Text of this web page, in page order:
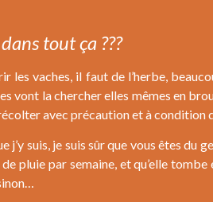
tout ça ???
les vaches, il faut de l’herbe,
vont la chercher elles mêmes en
récolter avec précaution et à
j’y suis, je suis sûr que vous êtes du
pluie par semaine, et qu’elle tombe